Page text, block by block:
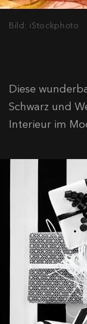
Bild: iStockphoto
Diese
Schwarz und
Interieur im